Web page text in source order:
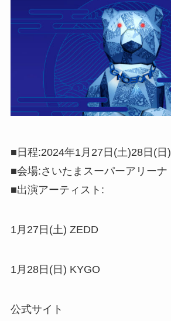
■日程:2024年1月27日(土)28日(日)
■会場:さいたまスーパーアリーナ
■出演アーティスト:
1月27日(土) ZEDD
1月28日(日) KYGO
公式サイト